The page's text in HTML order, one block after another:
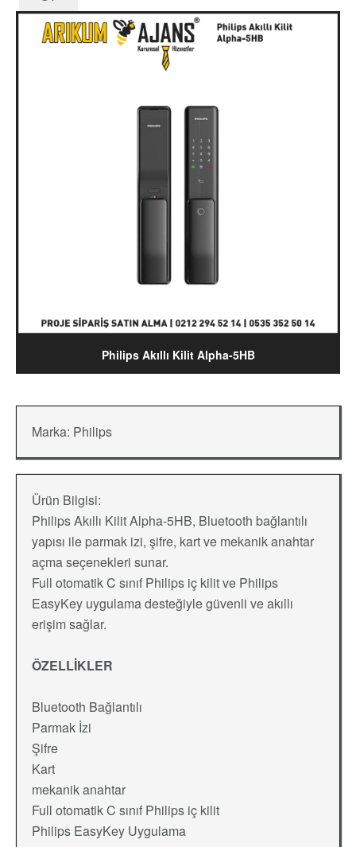
Philips Akıllı Kilit Alpha-5HB
Marka: Philips
Ürün Bilgisi:
Philips Akıllı Kilit Alpha-5HB, Bluetooth bağlantılı
yapısı ile parmak izi, şifre, kart ve mekanik anahtar
açma seçenekleri sunar.
Full otomatik C sınıf Philips iç kilit ve Philips
EasyKey uygulama desteğiyle güvenli ve akıllı
erişim sağlar.
ÖZELLİKLER
Bluetooth Bağlantılı
Parmak İzi
Şifre
Kart
mekanik anahtar
Full otomatik C sınıf Philips iç kilit
Philips EasyKey Uygulama